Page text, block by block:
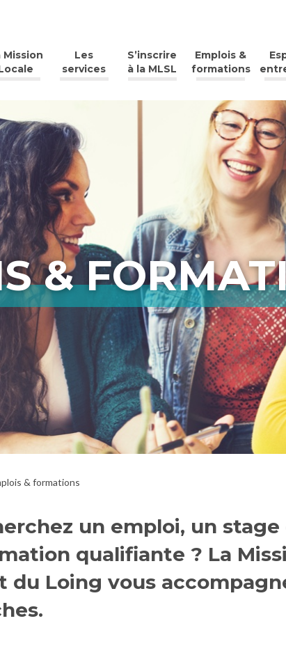
Mission
Les
services
S’inscrire
à la MLSL
Emplois &
formations
&
& formations
un emploi, un
qualifiante ? La
du Loing vous